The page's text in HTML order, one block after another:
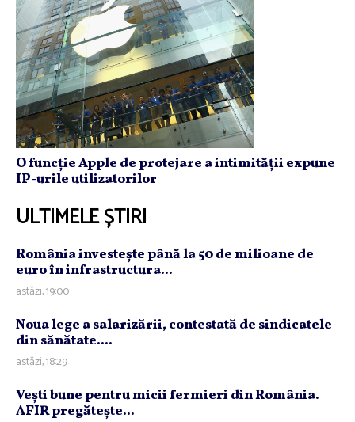
O funcție Apple de protejare a intimității expune
IP-urile utilizatorilor
ULTIMELE ȘTIRI
România investeşte până la 50 de milioane de
euro în infrastructura...
astăzi, 19:00
Noua lege a salarizării, contestată de sindicatele
din sănătate....
astăzi, 18:29
Veşti bune pentru micii fermieri din România.
AFIR pregăteşte...